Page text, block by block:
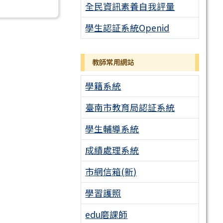
全民資訊素養自我評量
學生認証系統Openid
教師常用網站
學籍系統
臺南市教育局認証系統
學生輔導系統
成績處理系統
市網信箱(新)
學習護照
edu磨課師